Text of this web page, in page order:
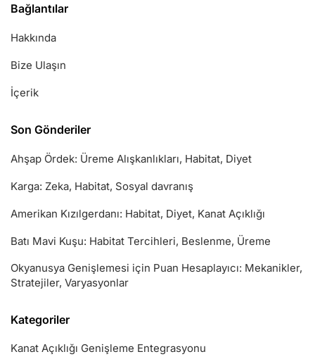
Bağlantılar
Hakkında
Bize Ulaşın
İçerik
Son Gönderiler
Ahşap Ördek: Üreme Alışkanlıkları, Habitat, Diyet
Karga: Zeka, Habitat, Sosyal davranış
Amerikan Kızılgerdanı: Habitat, Diyet, Kanat Açıklığı
Batı Mavi Kuşu: Habitat Tercihleri, Beslenme, Üreme
Okyanusya Genişlemesi için Puan Hesaplayıcı: Mekanikler,
Stratejiler, Varyasyonlar
Kategoriler
Kanat Açıklığı Genişleme Entegrasyonu